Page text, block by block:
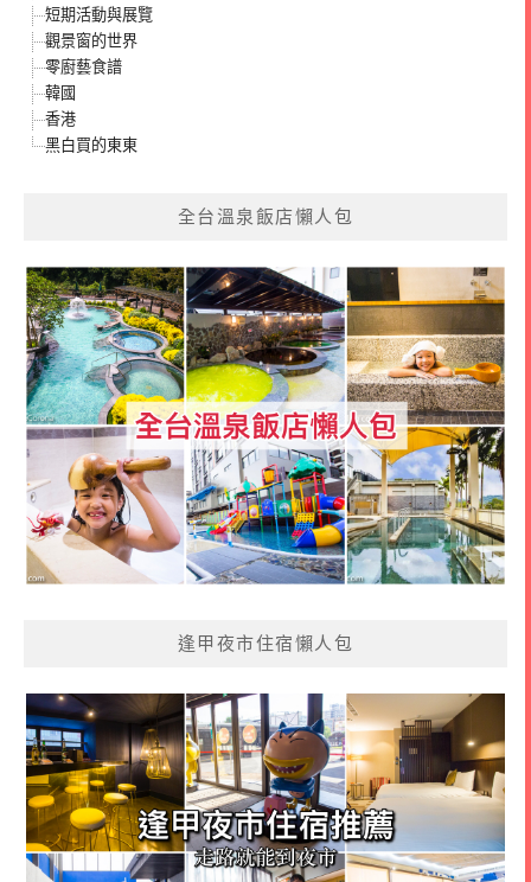
短期活動與展覽
觀景窗的世界
零廚藝食譜
韓國
香港
黑白買的東東
全台溫泉飯店懶人包
逢甲夜市住宿懶人包